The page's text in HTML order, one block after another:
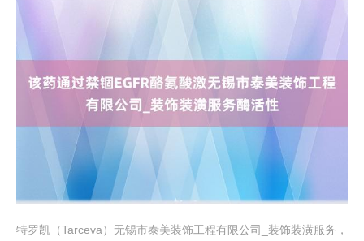
特罗凯（Tarceva）无锡市泰美装饰工程有限公司_装饰装潢服务，